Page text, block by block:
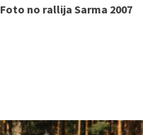
Foto no rallija Sarma 2007